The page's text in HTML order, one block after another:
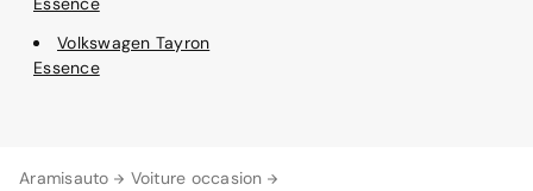
Aramisauto
Voiture occasion
Volkswagen Tayron
Essence